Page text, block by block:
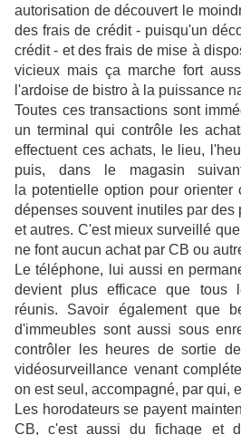
autorisation de découvert le
des frais de crédit - puisqu'un
crédit - et des frais de mise à
vicieux mais ça marche fort
l'ardoise de bistro à la puissance
Toutes ces transactions sont
un terminal qui contrôle les
effectuent ces achats, le lieu,
puis, dans le magasin
la potentielle option pour orienter
dépenses souvent inutiles par
et autres. C'est mieux surveillé
ne font aucun achat par CB ou
Le téléphone, lui aussi en
devient plus efficace que tous
réunis. Savoir également que
d'immeubles sont aussi sous
contrôler les heures de sortie
vidéosurveillance venant
on est seul, accompagné, par qui,
Les horodateurs se payent
CB, c'est aussi du fichage et